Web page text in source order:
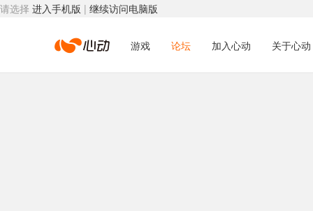
请选择 进入手机版 | 继续访问电脑版
心 游戏 论坛 加入心动 关于心动